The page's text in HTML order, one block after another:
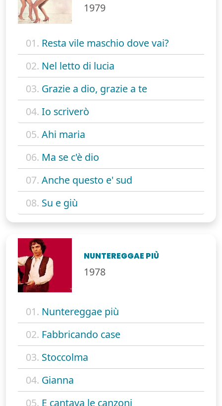
1979
01. Resta vile maschio dove vai?
02. Nel letto di lucia
03. Grazie a dio, grazie a te
04. Io scriverò
05. Ahi maria
06. Ma se c'è dio
07. Anche questo e' sud
08. Su e giù
NUNTEREGGAE PIÙ
1978
01. Nuntereggae più
02. Fabbricando case
03. Stoccolma
04. Gianna
05. E cantava le canzoni